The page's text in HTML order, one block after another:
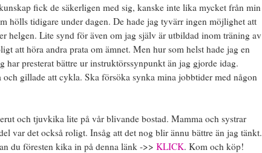
fick de säkerligen med sig, kanske inte lika mycket från min
hölls tidigare under dagen. De hade jag tyvärr ingen möjlighet att
helgen. Lite synd för även om jag själv är utbildad inom träning av
att höra andra prata om ämnet. Men hur som helst hade jag en
har presterat bättre ur instruktörssynpunkt än jag gjorde idag.
gillade att cykla. Ska försöka synka mina jobbtider med någon
och tjuvkika lite på vår blivande bostad. Mamma och systrar
var det också roligt. Insåg att det nog blir ännu bättre än jag tänkt.
du föresten kika in på denna länk ->> KLICK. Kom och köp!